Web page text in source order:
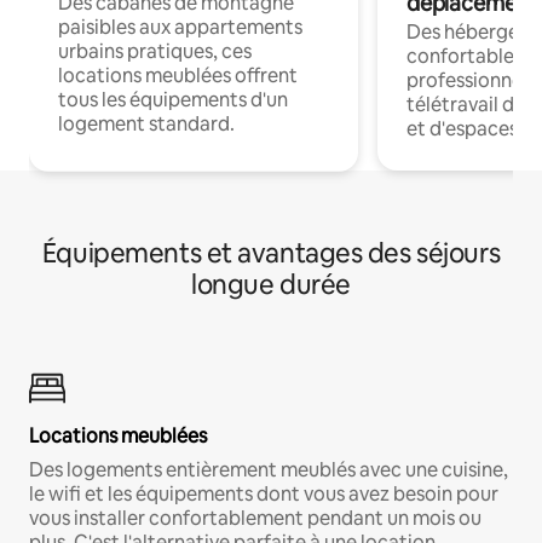
paisibles aux appartements
urbains pratiques, ces
locations meublées offrent
tous les équipements d'un
logement standard.
Des
confortables
professionnels
télétravail
et d'espaces
Équipements et avantages des séjours
longue durée
Locations meublées
Des logements entièrement meublés avec une cuisine,
le wifi et les équipements dont vous avez besoin pour
vous installer confortablement pendant un mois ou